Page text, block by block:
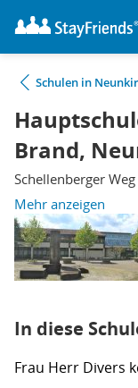
Schulen in
Brand,
Schellenberger
Mehr anzeigen
In diese
Frau Herr Divers